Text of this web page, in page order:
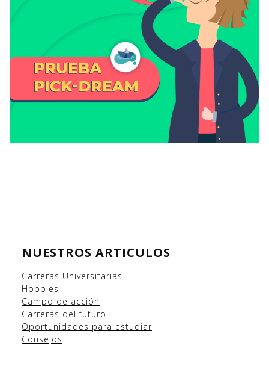
NUESTROS ARTICULOS
Carreras Universitarias
Hobbies
Campo de acción
Carreras del futuro
Oportunidades para estudiar
Consejos